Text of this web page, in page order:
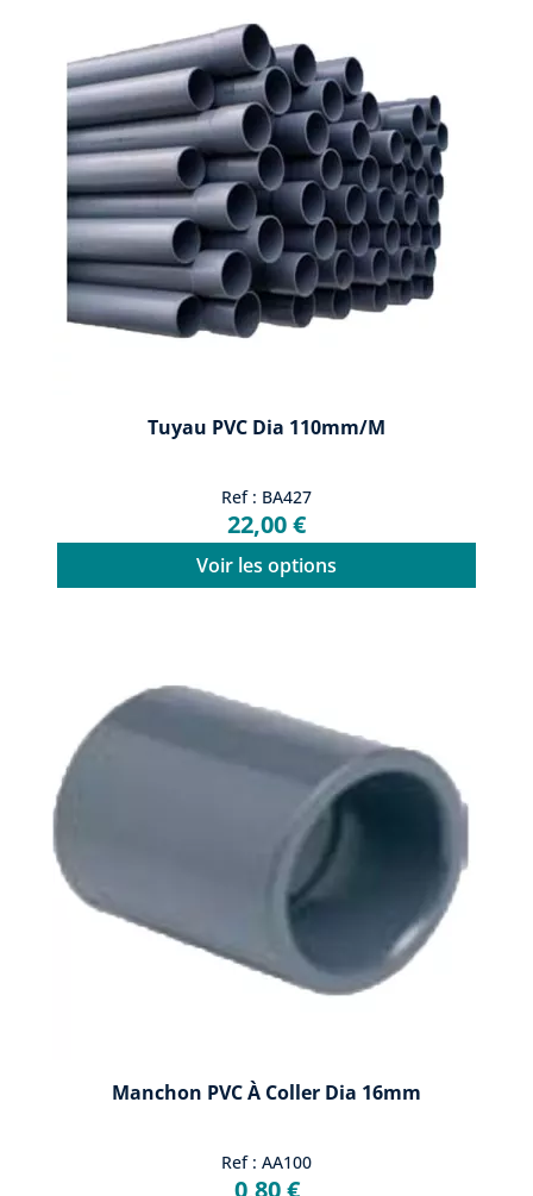
Tuyau PVC Dia 110mm/m
Ref : BA427
22,00 €
Voir les options
Manchon PVC À Coller Dia 16mm
Ref : AA100
0,80 €